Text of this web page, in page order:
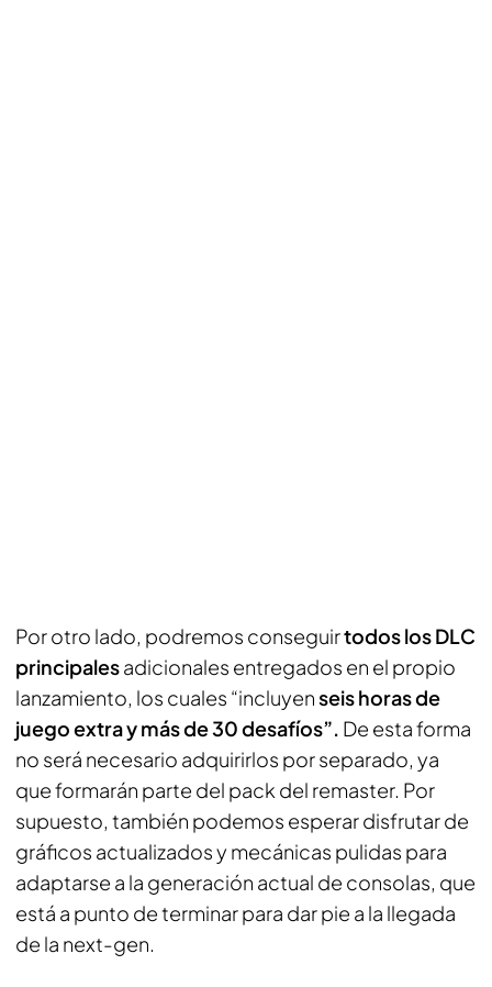
Por otro lado, podremos conseguirtodos los DLC
principalesadicionales entregados en el propio
lanzamiento, los cuales “incluyenseis horas de
juego extra y más de 30 desafíos”. De esta forma
no será necesario adquirirlos por separado, ya
que formarán parte del pack del remaster. Por
supuesto, también podemos esperar disfrutar de
gráficos actualizados y mecánicas pulidas para
adaptarse a la generación actual de consolas, que
está a punto de terminar para dar pie a la llegada
de la next-gen.